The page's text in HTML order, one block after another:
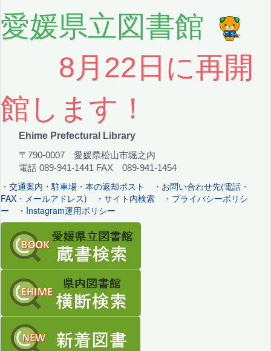
愛媛県立図書館
8月22日に再開
館します！
Ehime Prefectural Library
〒790-0007 愛媛県松山市堀之内
電話 089-941-1441 FAX 089-941-1454
・ 交通案内・駐車場・本の返却ポスト ・ お問い合わせ先(電話・
FAX・メールアドレス) ・ サイト内検索 ・ プライバシーポリシ
ー ・ Instagram運用ポリシー